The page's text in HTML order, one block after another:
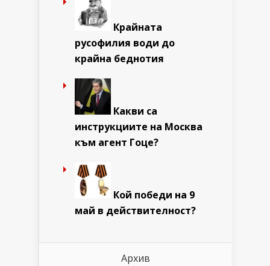
Крайната
русофилия води до
крайна беднотия
Какви са
инструкциите на Москва
към агент Гоце?
Кой победи на 9
май в действителност?
Архив